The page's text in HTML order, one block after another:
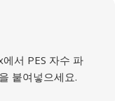
서 PES 자수 파
붙여넣으세요.